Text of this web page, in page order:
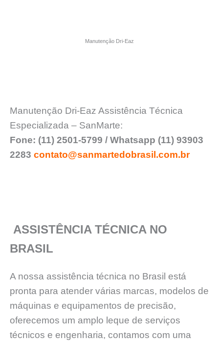
Manutenção Dri-Eaz
Manutenção Dri-Eaz Assistência Técnica
Especializada – SanMarte:
Fone: (11) 2501-5799 / Whatsapp (11) 93903
2283 contato@sanmartedobrasil.com.br
ASSISTÊNCIA TÉCNICA NO
BRASIL
A nossa assistência técnica no Brasil está
pronta para atender várias marcas, modelos de
máquinas e equipamentos de precisão,
oferecemos um amplo leque de serviços
técnicos e engenharia, contamos com uma